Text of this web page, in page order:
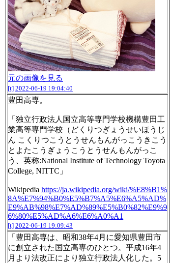
元の画像を見る
[t] 2022-06-19 19:04:40
豊田高専。
「独立行政法人国立高等専門学校機構豊田工
業高等専門学校（どくりつぎょうせいほうじ
ん こくりつこうとうせんもんがっこうきこう
とよたこうぎょうこうとうせんもんがっこ
う、英称:National Institute of Technology Toyota
College, NITTC」
Wikipedia https://ja.wikipedia.org/wiki/%E8%B1%
8A%E7%94%B0%E5%B7%A5%E6%A5%AD%
E9%AB%98%E7%AD%89%E5%B0%82%E9%9
6%80%E5%AD%A6%E6%A0%A1
[t] 2022-06-19 19:09:43
「豊田高専は、昭和38年4月に愛知県豊田市
に創立された国立高専のひとつ。平成16年4
月より法改正により独立行政法人化した。5